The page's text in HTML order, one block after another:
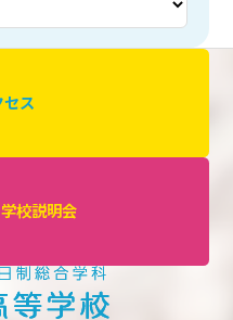
セス
学校説明会